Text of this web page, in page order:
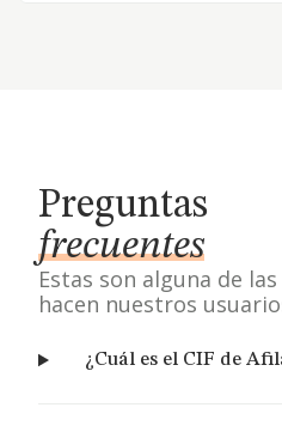
Preguntas
frecuentes
Estas son alguna de
hacen nuestros
¿Cuál es el CIF de